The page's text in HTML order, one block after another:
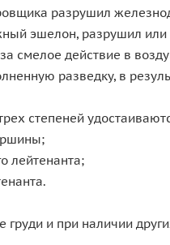
разрушил
эшелон, разрушил
смелое действие в
разведку, в
степеней
лейтенанта;
и при наличии